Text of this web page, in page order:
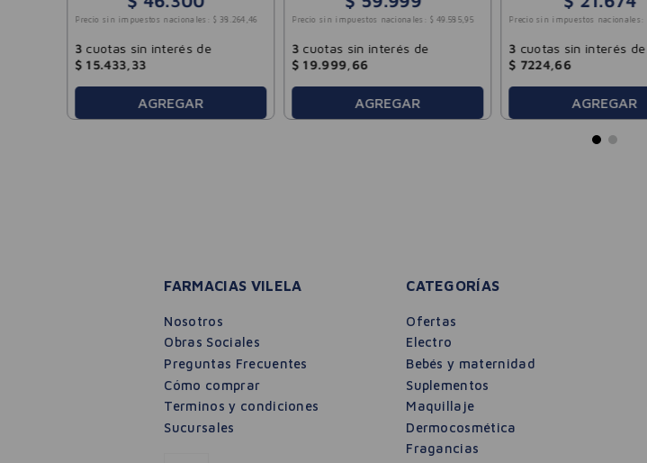
Precio sin impuestos nacionales: $ 38 264 ,46
3 cuotas sin interés de
$ 15.433 33
AGREGAR
Precio sin impuestos nacionales: $ 49 585 ,95
3 cuotas sin interés de
$ 19.999 66
AGREGAR
Precio sin impuestos nacionales:
3 cuotas sin interés de
$ 7224,66
AGREGAR
FARMACIAS VILELA
Nosotros
Obras Sociales
Preguntas Frecuentes
Cómo comprar
Terminos y condiciones
Sucursales
CATEGORÍAS
Ofertas
Electro
Bebés y maternidad
Suplementos
Maquillaje
Dermocosmética
Fragancias